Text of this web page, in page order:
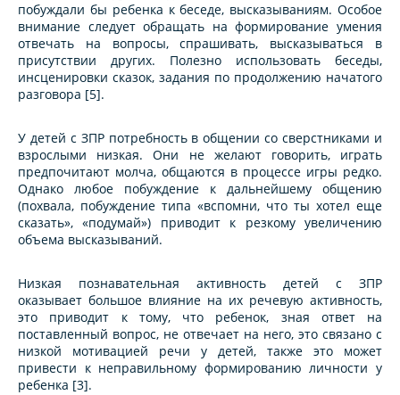
побуждали бы ребенка к беседе, высказываниям. Особое
внимание следует обращать на формирование умения
отвечать на вопросы, спрашивать, высказываться в
присутствии других. Полезно использовать беседы,
инсценировки сказок, задания по продолжению начатого
разговора [5].
У детей с ЗПР потребность в общении со сверстниками и
взрослыми низкая. Они не желают говорить, играть
предпочитают молча, общаются в процессе игры редко.
Однако любое побуждение к дальнейшему общению
(похвала, побуждение типа «вспомни, что ты хотел еще
сказать», «подумай») приводит к резкому увеличению
объема высказываний.
Низкая познавательная активность детей с ЗПР
оказывает большое влияние на их речевую активность,
это приводит к тому, что ребенок, зная ответ на
поставленный вопрос, не отвечает на него, это связано с
низкой мотивацией речи у детей, также это может
привести к неправильному формированию личности у
ребенка [3].